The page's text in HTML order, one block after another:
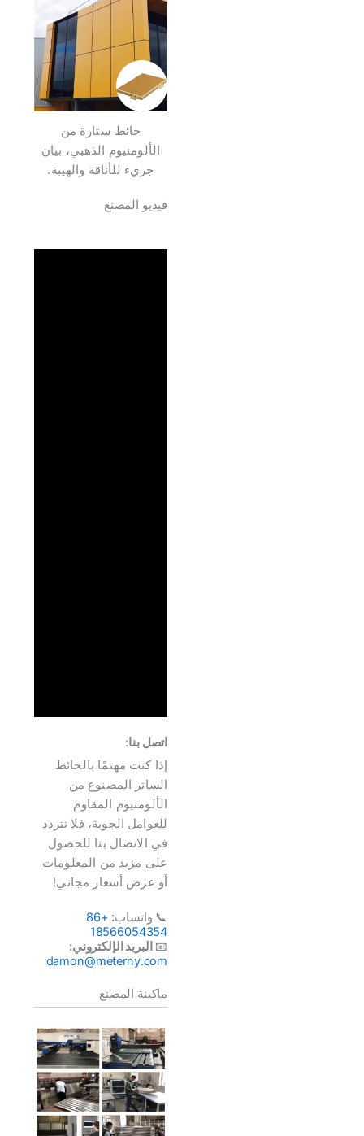
حائط ستارة من
الألومنيوم الذهبي، بيان
جريء للأناقة والهيبة.
فيديو المصنع
اتصل بنا:
إذا كنت مهتمًا بالحائط
الساتر المصنوع من
الألومنيوم المقاوم
للعوامل الجوية، فلا تتردد
في الاتصال بنا للحصول
على مزيد من المعلومات
أو عرض أسعار مجاني!
📞 واتساب:
+86
18566054354
📧 البريد الإلكتروني:
damon@meterny.com
ماكينة المصنع